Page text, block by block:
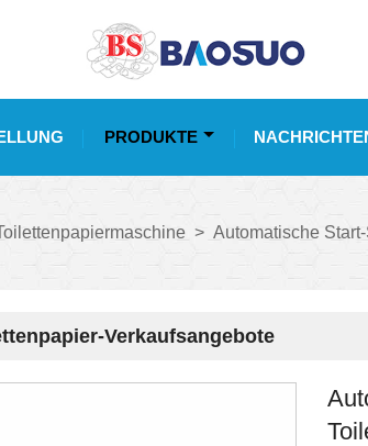
PRODUKTE
> Automatische
Verkaufsangebote